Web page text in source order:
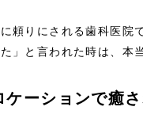
頼りにされる歯科医院
」と言われた時は、本
ケーションで癒